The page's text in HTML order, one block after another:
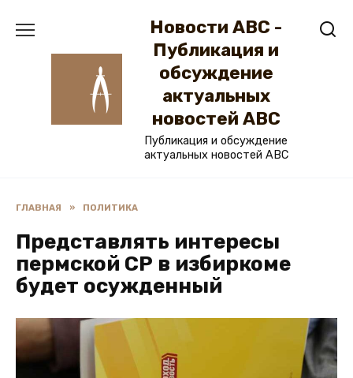
Новости ABC -
Публикация и
обсуждение
актуальных
новостей ABC
Публикация и обсуждение
актуальных новостей ABC
ГЛАВНАЯ » ПОЛИТИКА
Представлять интересы
пермской СР в избиркоме
будет осужденный